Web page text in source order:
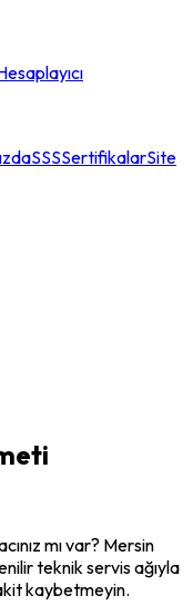
SSSSertifikalarSite
mı var? Mersin
teknik servis ağıyla
kaybetmeyin.